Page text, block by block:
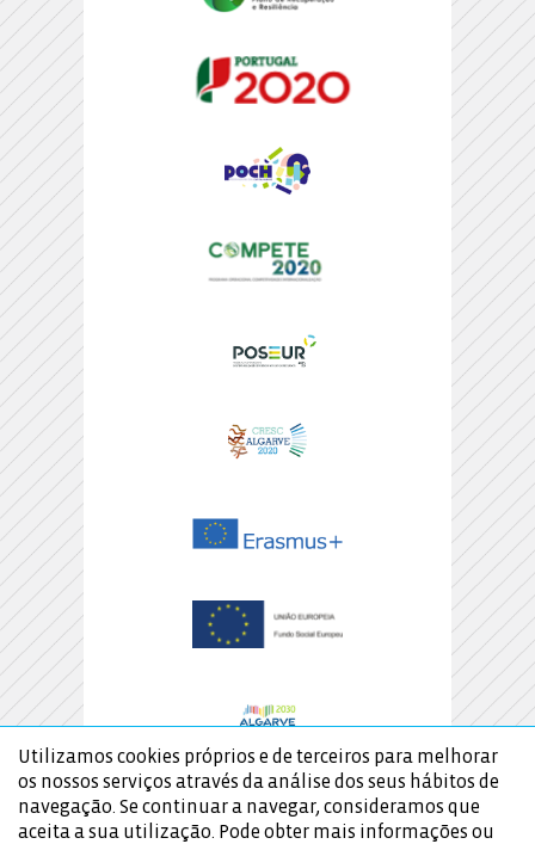
Utilizamos cookies próprios e de terceiros para melhorar
os nossos serviços através da análise dos seus hábitos de
navegação. Se continuar a navegar, consideramos que
aceita a sua utilização. Pode obter mais informações ou